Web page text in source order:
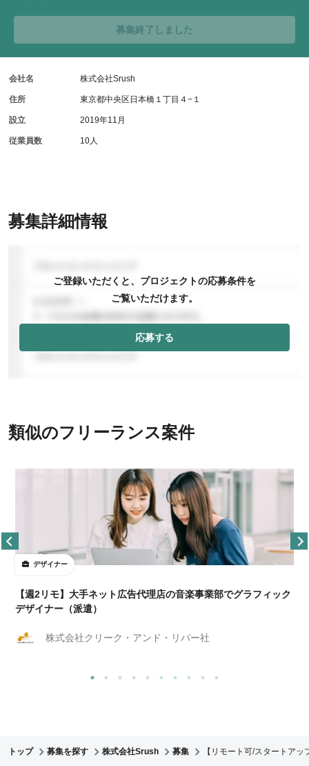
募集詳細情報
ご登録いただくと、プロジェクトの応募条件を
ご覧いただけます。
応募する
募集終了しました
会社名 株式会社Srush
住所 東京都中央区日本橋１丁目４−１
設立 2019年11月
従業員数 10人
類似のフリーランス案件
デザイナー
【週2リモ】大手ネット広告代理店の音楽事業部でグラフィック
デザイナー（派遣）
株式会社クリーク・アンド・リバー社
トップ 募集を探す 株式会社Srush 募集 【リモート可/スタートア